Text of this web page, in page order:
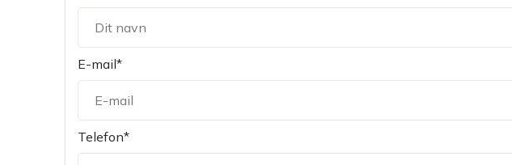
E-mail*
Telefon*